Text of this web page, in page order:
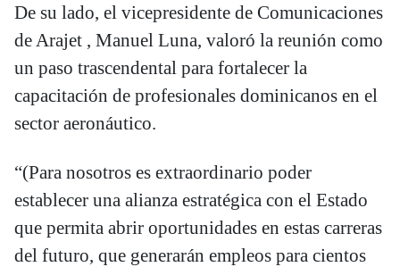
De su lado, el vicepresidente de Comunicaciones
de Arajet , Manuel Luna, valoró la reunión como
un paso trascendental para fortalecer la
capacitación de profesionales dominicanos en el
sector aeronáutico.
“(Para nosotros es extraordinario poder
establecer una alianza estratégica con el Estado
que permita abrir oportunidades en estas carreras
del futuro, que generarán empleos para cientos